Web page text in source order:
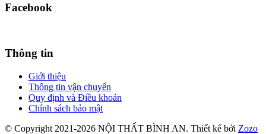
Facebook
Thông tin
Giới thiệu
Thông tin vận chuyển
Quy định và Điều khoản
Chính sách bảo mật
© Copyright 2021-2026 NỘI THẤT BÌNH AN. Thiết kế bởi Zozo